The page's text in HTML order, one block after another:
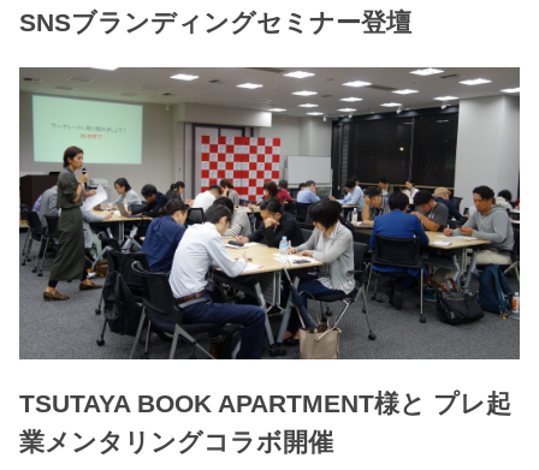
SNSブランディングセミナー登壇
TSUTAYA BOOK APARTMENT様と プレ起
業メンタリングコラボ開催